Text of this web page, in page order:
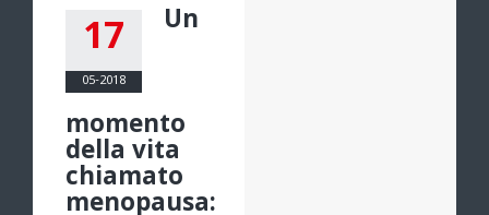
17
05-2018
Un
momento
della vita
chiamato
menopausa: